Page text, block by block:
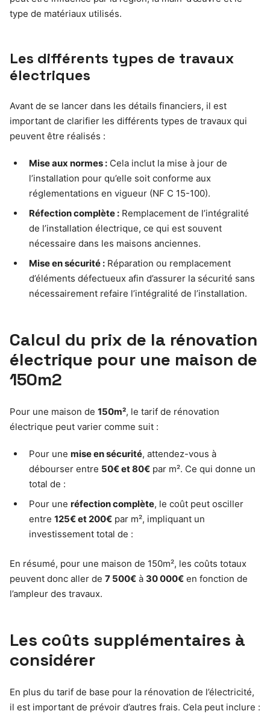
type de matériaux utilisés.
Les différents types de travaux
électriques
Avant de se lancer dans les détails financiers, il est
important de clarifier les différents types de travaux qui
peuvent être réalisés :
Mise aux normes : Cela inclut la mise à jour de
l’installation pour qu’elle soit conforme aux
réglementations en vigueur (NF C 15-100).
Réfection complète : Remplacement de l’intégralité
de l’installation électrique, ce qui est souvent
nécessaire dans les maisons anciennes.
Mise en sécurité : Réparation ou remplacement
d’éléments défectueux afin d’assurer la sécurité sans
nécessairement refaire l’intégralité de l’installation.
Calcul du prix de la rénovation
électrique pour une maison de
150m2
Pour une maison de 150m², le tarif de rénovation
électrique peut varier comme suit :
Pour une mise en sécurité, attendez-vous à
débourser entre 50€ et 80€ par m². Ce qui donne un
total de :
Pour une réfection complète, le coût peut osciller
entre 125€ et 200€ par m², impliquant un
investissement total de :
En résumé, pour une maison de 150m², les coûts totaux
peuvent donc aller de 7 500€ à 30 000€ en fonction de
l’ampleur des travaux.
Les coûts supplémentaires à
considérer
En plus du tarif de base pour la rénovation de l’électricité,
il est important de prévoir d’autres frais. Cela peut inclure :